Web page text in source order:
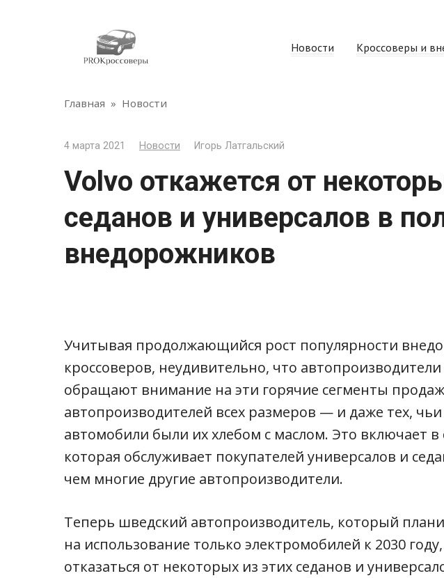
Новости Кроссоверы и
Главная » Новости
4 марта 2021 Новости Игорь Латгальский
Volvo откажется от
седанов и универсалов в
внедорожников
Учитывая продолжающийся рост популярности
кроссоверов, неудивительно, что
обращают внимание на эти горячие сегменты
автопроизводителей всех размеров — и даже тех,
автомобили были их хлебом с маслом. Это включает в
которая обслуживает покупателей универсалов и
чем многие другие автопроизводители.
Теперь шведский автопроизводитель, который
на использование только электромобилей к 2030
отказаться от некоторых из этих седанов и